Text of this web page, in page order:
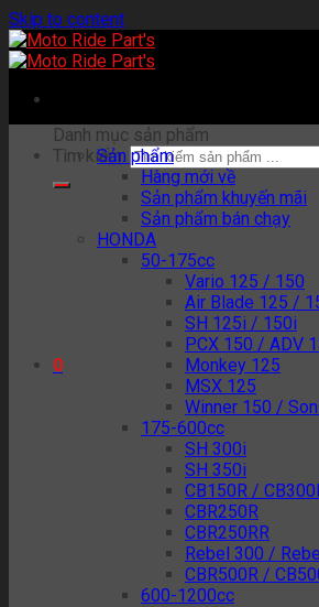
Skip to content
Tìm kiếm:
0
Danh mục sản phẩm
Sản phẩm
Hàng mới về
Sản phẩm khuyến mãi
Sản phẩm bán chạy
HONDA
50-175cc
Vario 125 / 150
Air Blade 125 /
SH 125i / 150i
PCX 150 / ADV
Monkey 125
MSX 125
Winner 150 /
175-600cc
SH 300i
SH 350i
CB150R /
CBR250R
CBR250RR
Rebel 300 /
CBR500R /
600-1200cc